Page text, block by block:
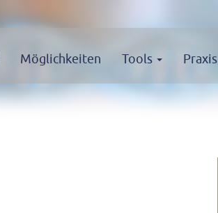
Möglichkeiten Tools Praxis